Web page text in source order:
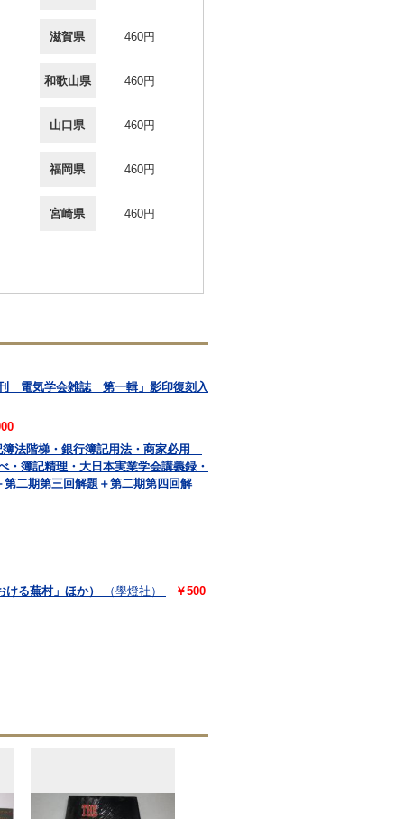
滋賀県 460円
和歌山県 460円
山口県 460円
福岡県 460円
宮崎県 460円
電気学会雑誌 第一輯」影印復刻入
法階梯・銀行簿記用法・商家必用
簿記精理・大日本実業学会講義録・
二期第三回解題＋第二期第四回解
る蕪村」ほか） （學燈社） ￥500